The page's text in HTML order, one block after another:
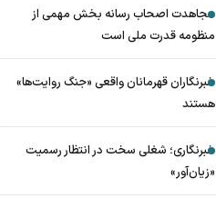
مجاهدت اصحاب رسانه بخش مهمی از
منظومه قدرت ملی است
خبرنگاران قهرمانان واقعی «جنگ روایت‌ها»
هستند
خبرنگاری؛ شغلی سخت در انتظار رسمیت
«زیان‌آور»